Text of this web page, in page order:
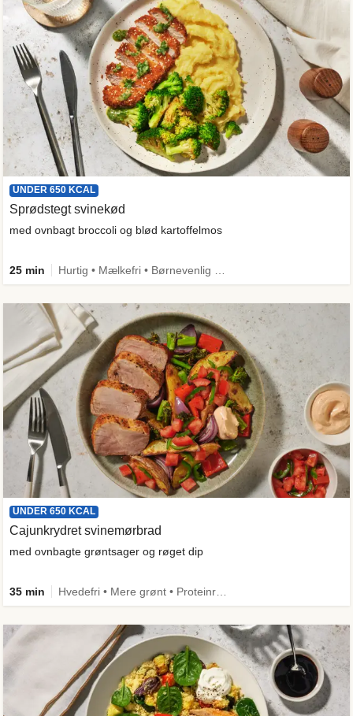
UNDER 650 KCAL
Sprødstegt svinekød
med ovnbagt broccoli og blød kartoffelmos
25 min
UNDER 650 KCAL
Cajunkrydret svinemørbrad
med ovnbagte grøntsager og røget dip
35 min